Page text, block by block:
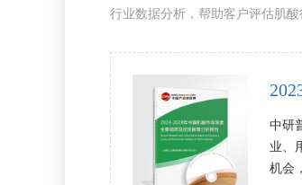
行业数据分析，帮助客户评估肌酸
中研
业、
机会